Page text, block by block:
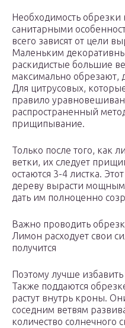
Необходимость
санитарными
всего зависят от цели
Маленьким
раскидистые большие
максимально обрезают,
Для цитрусовых,
правило
распространенный
прищипывание.
Только после того, как
ветки, их следует
остаются 3-4 листка.
дереву вырасти
дать им полноценно
Важно проводить
Лимон расходует свои
получится
Поэтому лучше
Также поддаются
растут внутрь кроны.
соседним ветвям
количество солнечного